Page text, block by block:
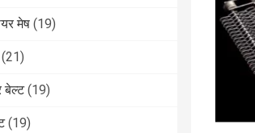
मेष (19)
(21)
बेल्ट (19)
(19)